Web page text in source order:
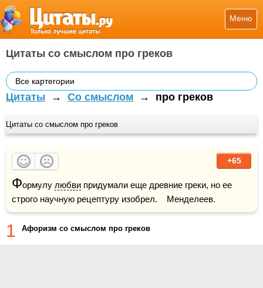
Меню
Цитаты со смыслом про греков
Все картегории
Цитаты → Со смыслом → про греков
Цитаты со смыслом про греков
+65
Формулу любви придумали еще древние греки, но ее
строго научную рецептуру изобрел.    Менделеев.
1 Афоризм со смыслом про греков